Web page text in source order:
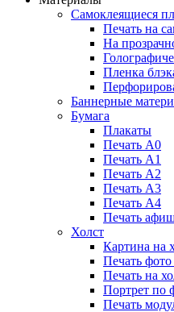
Самоклеящиеся
Печать на
На
Пленка
Баннерные
Бумага
Плакаты
Печать А0
Печать А1
Печать А2
Печать А3
Печать А4
Печать
Холст
Картина на
Печать фото
Печать на
Портрет по
Печать